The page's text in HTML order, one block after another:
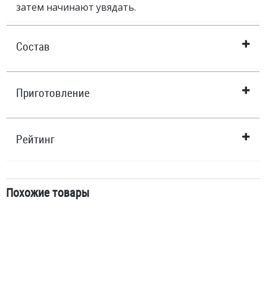
затем начинают увядать.
Состав
Приготовление
Рейтинг
Похожие товары